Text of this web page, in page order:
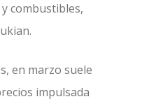
combustibles,
en marzo suele
impulsada